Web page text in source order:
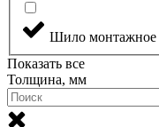
Шило монтажное
Показать все
Толщина, мм